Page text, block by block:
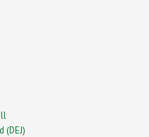
(DEJ)